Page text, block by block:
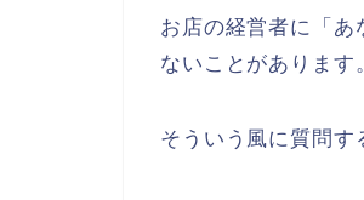
お店の経営者に「あ
ないことがあります。
そういう風に質問す